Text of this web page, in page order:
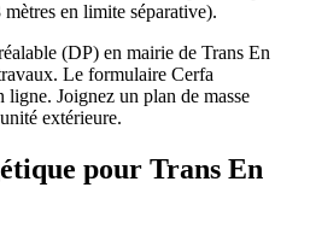
en limite séparative).
(DP) en mairie de Trans En
Le formulaire Cerfa
Joignez un plan de masse
extérieure.
pour Trans En